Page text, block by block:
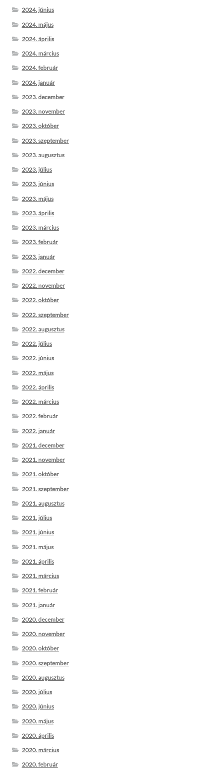
2024. június
2024. május
2024. április
2024. március
2024. február
2024. január
2023. december
2023. november
2023. október
2023. szeptember
2023. augusztus
2023. július
2023. június
2023. május
2023. április
2023. március
2023. február
2023. január
2022. december
2022. november
2022. október
2022. szeptember
2022. augusztus
2022. július
2022. június
2022. május
2022. április
2022. március
2022. február
2022. január
2021. december
2021. november
2021. október
2021. szeptember
2021. augusztus
2021. július
2021. június
2021. május
2021. április
2021. március
2021. február
2021. január
2020. december
2020. november
2020. október
2020. szeptember
2020. augusztus
2020. július
2020. június
2020. május
2020. április
2020. március
2020. február